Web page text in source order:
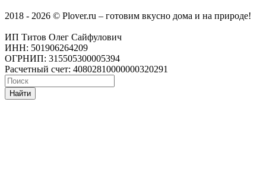
2018 - 2026 © Plover.ru – готовим вкусно дома и на природе!
ИП Титов Олег Сайфулович
ИНН: 501906264209
ОГРНИП: 315505300005394
Расчетный счет: 40802810000000320291
Найти